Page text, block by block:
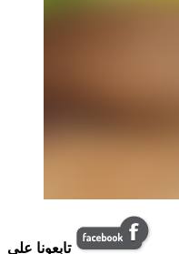
تابعونا على